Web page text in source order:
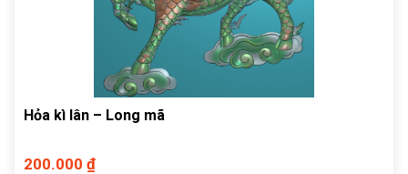
Hỏa kì lân – Long mã
200.000 ₫